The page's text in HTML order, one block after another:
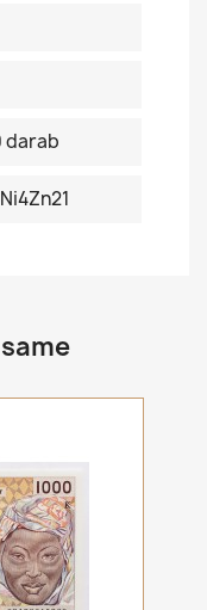
darab